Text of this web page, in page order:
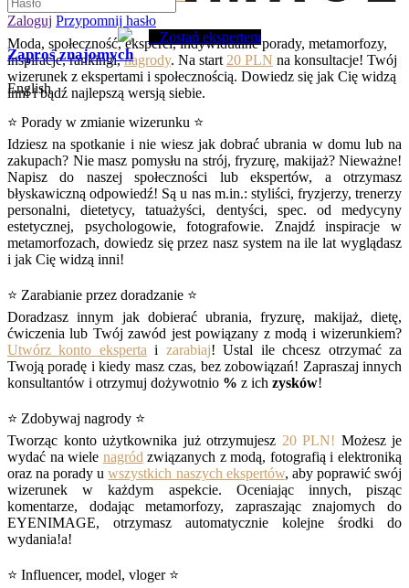
Moda, społeczność, eksperci, indywidualne porady, metamorfozy,
inspiracje, rankingi,nagrody. Na start 20 PLN na konsultacje! Twój
wizerunek z ekspertami i społecznością. Dowiedz się jak Cię widzą
inni i bądź najlepszą wersją siebie.
Zaloguj Przypomnij hasło
Zostań ekspertem
Zaproś znajomych
English
⭐ Porady w zmianie wizerunku ⭐
Idziesz na spotkanie i nie wiesz jak dobrać ubrania w domu lub na
zakupach? Nie masz pomysłu na strój, fryzurę, makijaż? Nieważne!
Napisz do naszej społeczności lub ekspertów, a otrzymasz
błyskawiczną odpowiedź! Są u nas m.in.: styliści, fryzjerzy, trenerzy
personalni, dietetycy, tatuażyści, dentyści, spec. od medycyny
estetycznej, psychologowie, fotografowie. Znajdź inspiracje w
metamorfozach, dowiedz się przez nasz system na ile lat wyglądasz
i jak Cię widzą inni!
⭐ Zarabianie przez doradzanie ⭐
Doradzasz innym jak dobierać ubrania, fryzurę, makijaż, dietę,
ćwiczenia lub Twój zawód jest powiązany z modą i wizerunkiem?
Utwórz konto eksperta i zarabiaj! Ustal ile chcesz otrzymać za
Twoją poradę i kiedy masz czas, bez zobowiązań! Zapraszaj innych
konsultantów i otrzymuj dożywotnio % z ich zysków!
⭐ Zdobywaj nagrody ⭐
Tworząc konto użytkownika już otrzymujesz 20 PLN! Możesz je
wydać na wiele nagród związanych z modą, fotografią i elektroniką
oraz na porady uwszystkich naszych ekspertów, aby poprawić swój
wizerunek w każdym aspekcie. Oceniając innych, pisząc
komentarze, dodając metamorfozy, zapraszając znajomych do
EYENIMAGE, otrzymasz automatycznie kolejne środki do
wydania!a!
⭐ Influencer, model, vloger ⭐